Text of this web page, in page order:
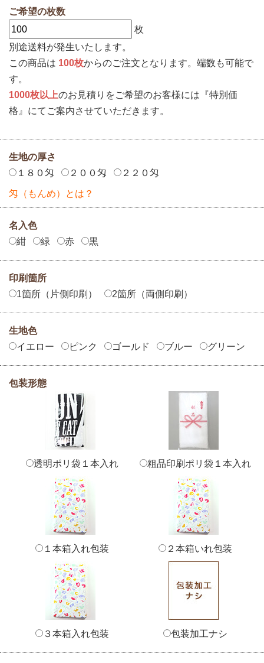
ご希望の枚数
枚
別途送料が発生いたします。
この商品は 100枚からのご注文となります。端数も可能で
す。
1000枚以上のお見積りをご希望のお客様には『特別価
格』にてご案内させていただきます。
生地の厚さ
１８０匁
２００匁 ２２０匁
匁（もんめ）とは？
名入色
紺
緑 赤 黒
印刷箇所
1箇所（片側印刷）
2箇所（両側印刷）
生地色
イエロー
ピンク ゴールド ブルー グリーン
包装形態
透明ポリ袋１本入れ 粗品印刷ポリ袋１本入れ
１本箱入れ包装 ２本箱いれ包装
３本箱入れ包装 包装加工ナシ